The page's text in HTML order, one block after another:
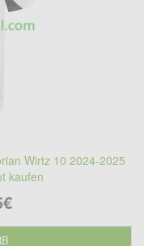
Wirtz 10 2024-2025
kaufen